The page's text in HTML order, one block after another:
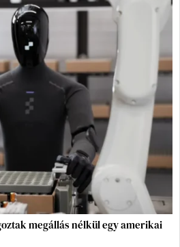
megállás nélkül egy amerikai